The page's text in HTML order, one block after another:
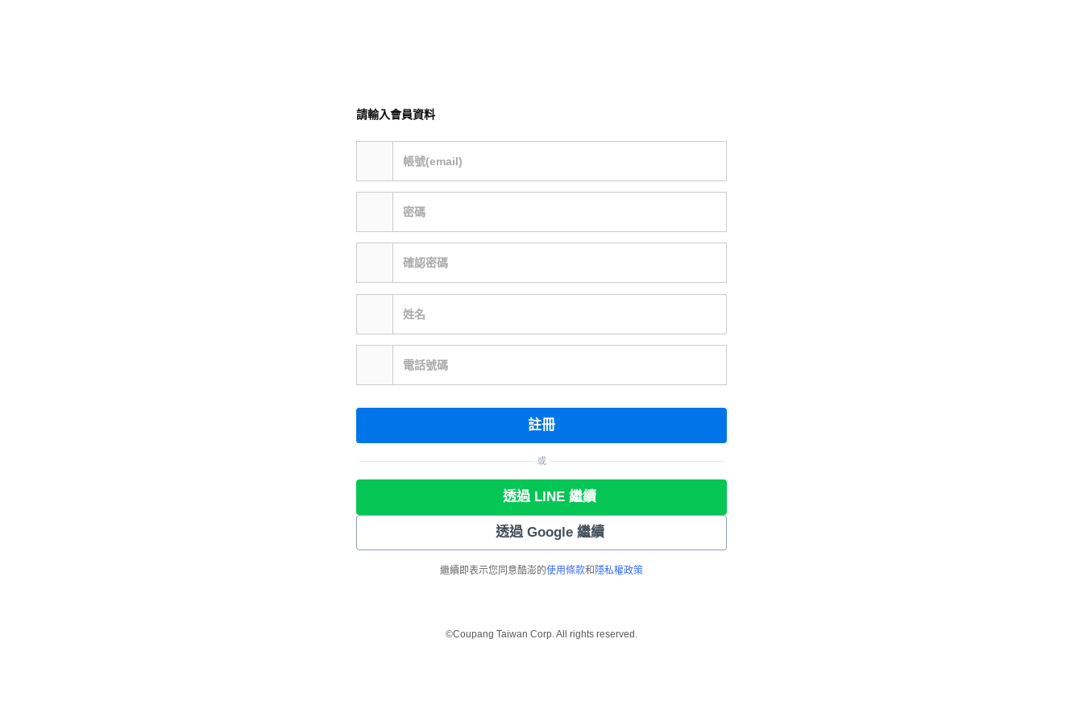
請輸入會員資料
帳號(email)
密碼
確認密碼
姓名
電話號碼
註冊
或
透過 LINE 繼續
透過 Google 繼續
繼續即表示您同意酷澎的使用條款和 隱私權政策
©Coupang Taiwan Corp. All rights reserved.